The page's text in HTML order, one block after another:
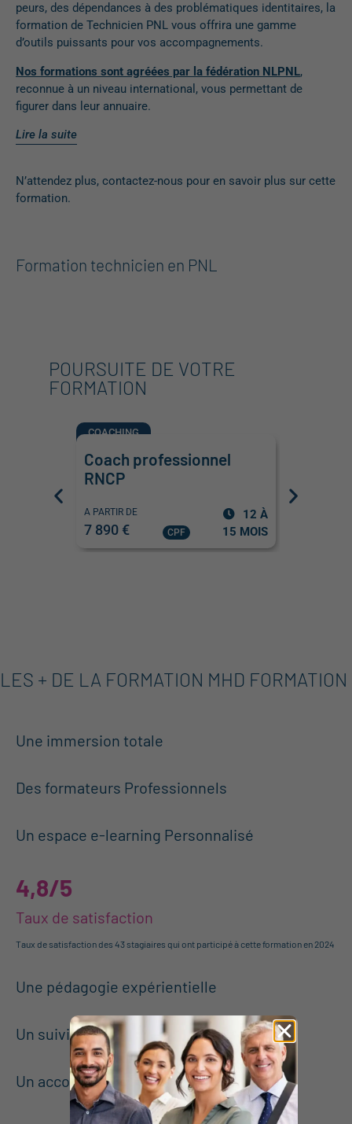
peurs, des dépendances à des problématiques identitaires, la
formation de Technicien PNL vous offrira une gamme
d’outils puissants pour vos accompagnements.
Nos formations sont agréées par la fédération NLPNL,
reconnue à un niveau international, vous permettant de
figurer dans leur annuaire.
Lire la suite
N’attendez plus, contactez-nous pour en savoir plus sur cette
formation.
Formation technicien en PNL
POURSUITE DE VOTRE
FORMATION
COACHING
Coach professionnel
RNCP
A PARTIR DE
7 890 € CPF
12 À
15 MOIS
LES + DE LA FORMATION MHD FORMATION
Une immersion totale
1
Des formateurs Professionnels
2
Un espace e-learning Personnalisé
3
4,8/5
Taux de satisfaction
Taux de satisfaction des 43 stagiaires qui ont participé à cette formation en 2024
Une pédagogie expérientielle
4
Un suivi personnalisé
5
Un accompagnement à l’entreprenariat
6